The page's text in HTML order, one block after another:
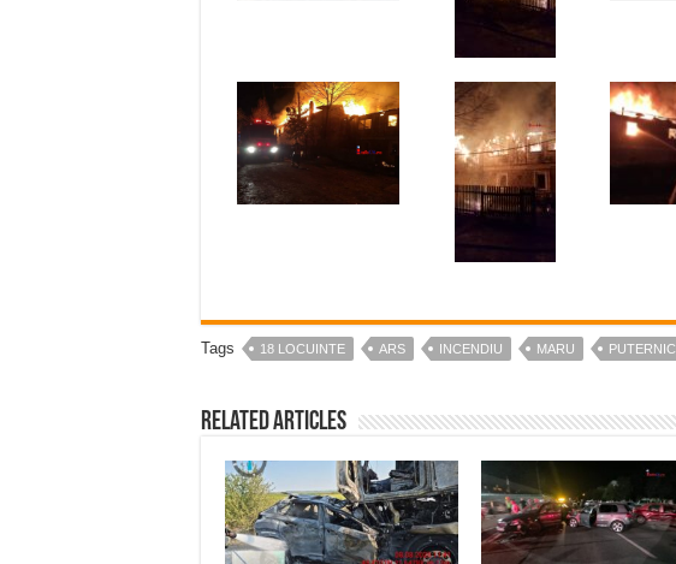
Tags 18 LOCUINTE ARS INCENDIU MARU PUTERNIC
Related Articles